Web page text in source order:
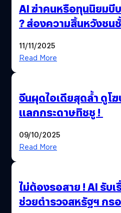
AI ฆ่าคนหรือทุนนิยมบี
? ส่องความสิ้นหวังชนชั้
11/11/2025
Read More
จีนผุดไอเดียสุดล้ำ ดูโ
แลกกระดาษทิชชู !
09/10/2025
Read More
ไม่ต้องรอสาย ! AI รับ
ช่วยตำรวจสหรัฐฯ กร